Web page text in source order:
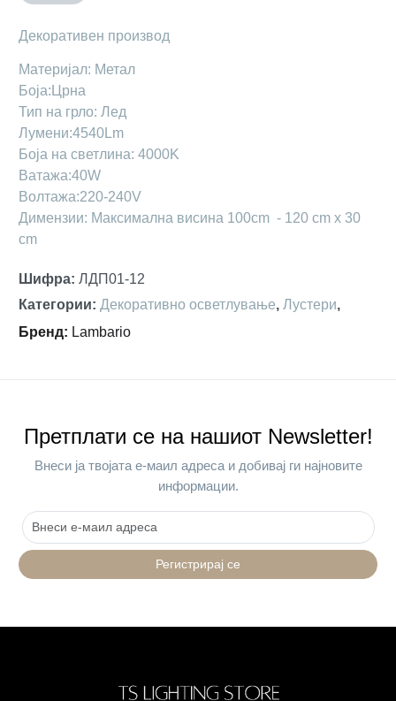
Декоративен производ
Материјал: Метал
Боја:Црна
Тип на грло: Лед
Лумени:4540Lm
Боја на светлина: 4000K
Ватажа:40W
Волтажа:220-240V
Димензии: Максимална висина 100cm - 120 cm x 30
cm
Шифра: ЛДП01-12
Категории: Декоративно осветлување, Лустери,
Бренд: Lambario
Претплати се на нашиот Newsletter!
Внеси ја твојата е-маил адреса и добивај ги најновите
информации.
Регистрирај се